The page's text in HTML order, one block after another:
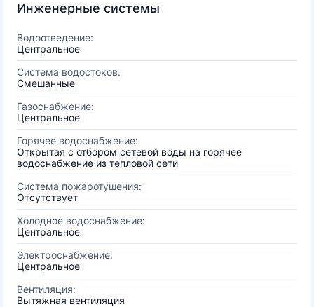
Инженерные системы
Водоотведение:
Центральное
Система водостоков:
Смешанные
Газоснабжение:
Центральное
Горячее водоснабжение:
Открытая с отбором сетевой воды на горячее
водоснабжение из тепловой сети
Система пожаротушения:
Отсутствует
Холодное водоснабжение:
Центральное
Электроснабжение:
Центральное
Вентиляция:
Вытяжная вентиляция